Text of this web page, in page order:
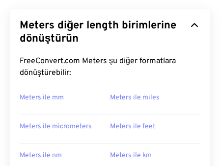
Meters diğer length birimlerine
dönüştürün
FreeConvert.com Meters şu diğer formatlara
dönüştürebilir:
Meters ile mm Meters ile miles
Meters ile micrometers Meters ile feet
Meters ile nm Meters ile km